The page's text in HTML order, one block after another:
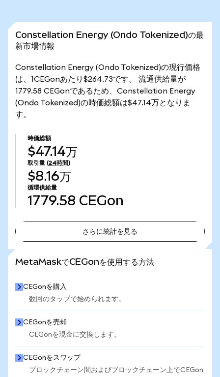
Constellation Energy (Ondo Tokenized)の最
新市場情報
Constellation Energy (Ondo Tokenized)の現行価格
は、1CEGonあたり$264.73です。 流通供給量が
1779.58 CEGonであるため、Constellation Energy
(Ondo Tokenized)の時価総額は$47.14万となりま
す。
時価総額
$47.14万
取引量 (24時間)
$8.16万
循環供給量
1779.58 CEGon
さらに統計を見る
MetaMaskでCEGonを使用する方法
CEGonを購入
数回のタップで始められます。
CEGonを売却
CEGonを現金に交換します。
CEGonをスワップ
ブロックチェーン間およびブロックチェーン上でCEGon